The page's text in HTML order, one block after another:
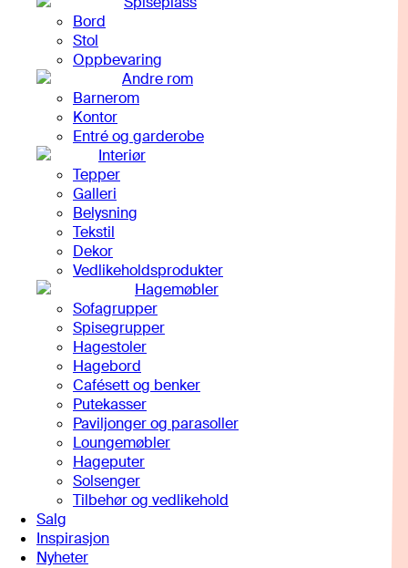
Bord
Stol
Oppbevaring
Andre rom
Barnerom
Kontor
Entré og garderobe
Interiør
Tepper
Galleri
Belysning
Tekstil
Dekor
Vedlikeholdsprodukter
Hagemøbler
Sofagrupper
Spisegrupper
Hagestoler
Hagebord
Cafésett og benker
Putekasser
Paviljonger og parasoller
Loungemøbler
Hageputer
Solsenger
Tilbehør og vedlikehold
Salg
Inspirasjon
Nyheter